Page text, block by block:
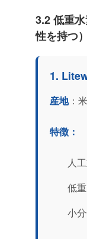
3.2 低重
性を持つ）
1.
産地：
特徴：
人
低
小